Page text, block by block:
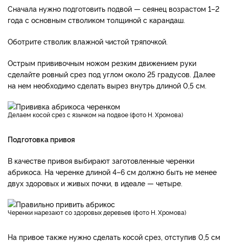
Сначала нужно подготовить подвой — сеянец возрастом 1–2
года с основным стволиком толщиной с карандаш.
Оботрите стволик влажной чистой тряпочкой.
Острым прививочным ножом резким движением руки
сделайте ровный срез под углом около 25 градусов. Далее
на нем необходимо сделать вырез внутрь длиной 0,5 см.
Делаем косой срез с язычком на подвое (фото Н. Хромова)
Подготовка привоя
В качестве привоя выбирают заготовленные черенки
абрикоса. На черенке длиной 4–6 см должно быть не менее
двух здоровых и живых почки, в идеале — четыре.
Черенки нарезают со здоровых деревьев (фото Н. Хромова)
На привое также нужно сделать косой срез, отступив 0,5 см